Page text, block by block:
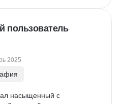
и решают задачи
обучения я начала
не стыдно показывать
стоит ли
Это обучение даёт крепкую
пользователь
2025
насыщенный с